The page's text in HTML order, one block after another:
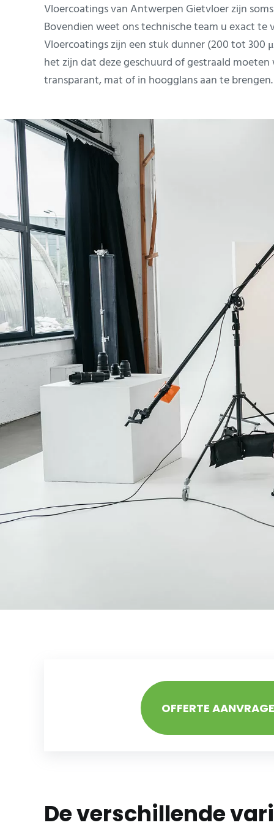
Vloercoatings van Antwerpen Gietvloer zijn
Bovendien weet ons technische team u exact
Vloercoatings zijn een stuk dunner (200 tot 300
het zijn dat deze geschuurd of gestraald
transparant, mat of in hoogglans aan te brengen.
OFFERTE
De verschillende